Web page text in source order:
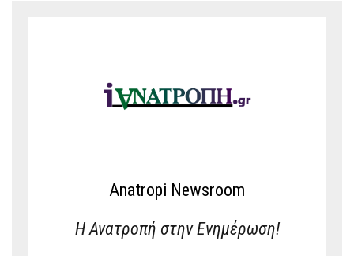
Anatropi Newsroom
Η Ανατροπή στην Ενημέρωση!